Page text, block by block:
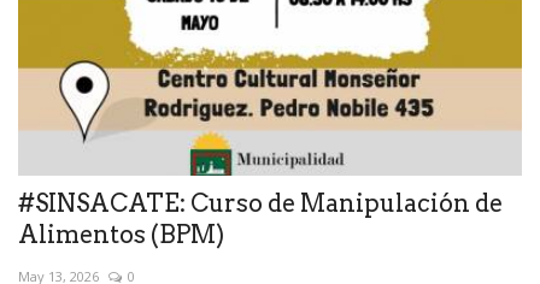
#SINSACATE: Curso de Manipulación de
Alimentos (BPM)
May 13, 2026 0